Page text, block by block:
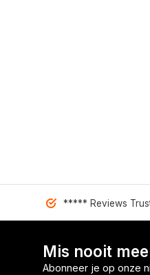
***** Reviews
Mis nooit
Abonneer je op onze